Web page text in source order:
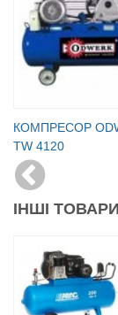
КОМПРЕСОР
TW 4120
ІНШІ